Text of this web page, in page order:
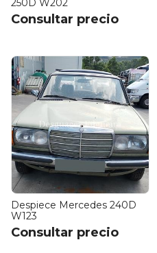
250D W202
Consultar precio
Despiece Mercedes 240D
W123
Consultar precio